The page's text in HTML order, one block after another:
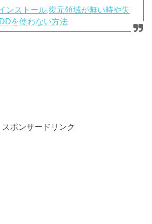
ンストール,復元領域が無い時や失
を使わない方法
スポンサードリンク